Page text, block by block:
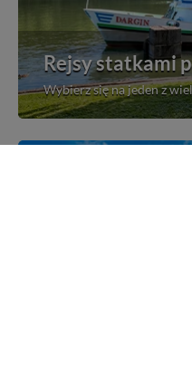
Rejsy statkami
Wybierz się na jeden z